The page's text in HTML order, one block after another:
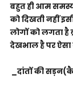
बहुत ही आम
को दिखती नहीं
लोगों को लगता है
देखभाल है पर ऐसा
_दांतों की